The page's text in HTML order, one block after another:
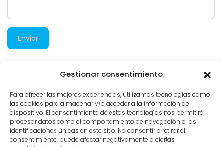
Gestionar consentimiento
Para ofrecer las mejores experiencias, utilizamos tecnologías como
las cookies para almacenar y/o acceder a la información del
dispositivo. El consentimiento de estas tecnologías nos permitirá
procesar datos como el comportamiento de navegación o las
identificaciones únicas en este sitio. No consentir o retirar el
consentimiento, puede afectar negativamente a ciertas
Enviar
3.745 visitas